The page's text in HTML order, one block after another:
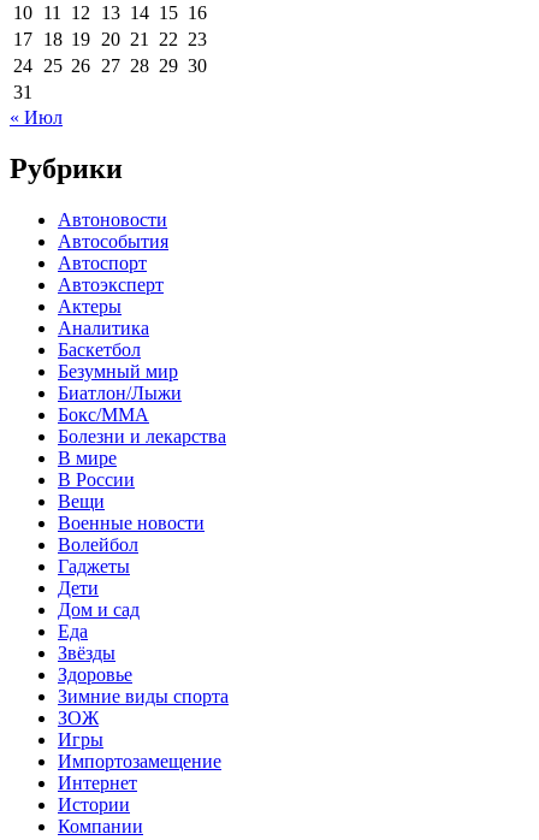
10 11 12 13 14 15 16
17 18 19 20 21 22 23
24 25 26 27 28 29 30
31
« Июл
Рубрики
Автоновости
Автособытия
Автоспорт
Автоэксперт
Актеры
Аналитика
Баскетбол
Безумный мир
Биатлон/Лыжи
Бокс/MMA
Болезни и лекарства
В мире
В России
Вещи
Военные новости
Волейбол
Гаджеты
Дети
Дом и сад
Еда
Звёзды
Здоровье
Зимние виды спорта
ЗОЖ
Игры
Импортозамещение
Интернет
Истории
Компании